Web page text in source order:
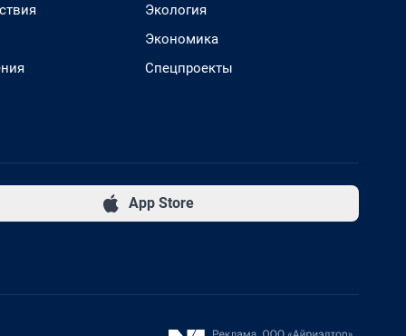
Экология
Экономика
Спецпроекты
App Store